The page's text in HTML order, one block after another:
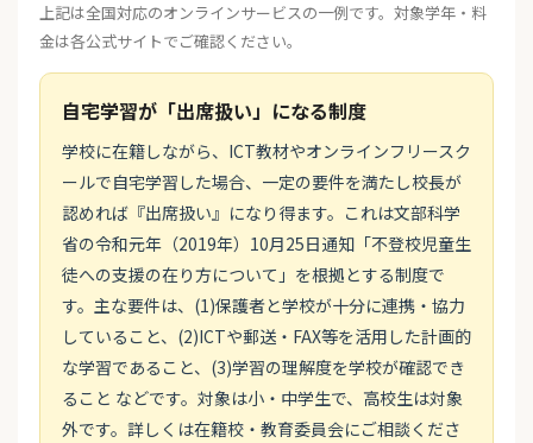
上記は全国対応のオンラインサービスの一例です。対象学年・料
金は各公式サイトでご確認ください。
自宅学習が「出席扱い」になる制度
学校に在籍しながら、ICT教材やオンラインフリースク
ールで自宅学習した場合、一定の要件を満たし校長が
認めれば『出席扱い』になり得ます。これは文部科学
省の令和元年（2019年）10月25日通知「不登校児童生
徒への支援の在り方について」を根拠とする制度で
す。主な要件は、(1)保護者と学校が十分に連携・協力
していること、(2)ICTや郵送・FAX等を活用した計画的
な学習であること、(3)学習の理解度を学校が確認でき
ること などです。対象は小・中学生で、高校生は対象
外です。詳しくは在籍校・教育委員会にご相談くださ